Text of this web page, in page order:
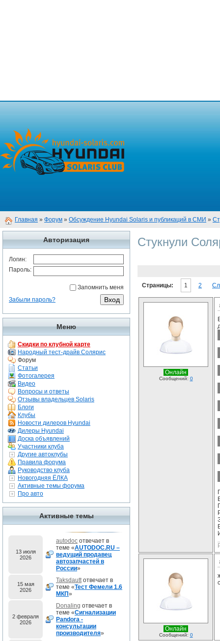
Главная » Форум » Обсуждение Hyundai Solaris и публикаций в СМИ »
Авторизация
Логин:
Пароль:
Запомнить меня
Забыли пароль?
Меню
Скидки по клубной карте
Народный тест-драйв Солярис
Форум
Статьи
Фотогалерея
Видео
Вопросы и ответы
Отзывы владельцев Solaris
Блоги
Клубы
Новости дилеров Hyundai
Дилеры Hyundai
Доска объявлений
Участники клуба
Другие автоклубы
Правила форума
Руководство клуба
Новогодняя ЁЛКА
Активные темы форума
Про авто
Активные темы
13 июля
2026
autodoc отвечает в
теме «AUTODOC.RU –
ведущий продавец
автозапчастей в
России»
15 мая
2026
Taksdauttотвечает в
теме «Тест Фемели 1.6
МКП»
2 февраля
2026
Donaling отвечает в
теме «Сигнализации
Pandora -
консультации
производителя»
Стукнули
Страницы: 1 2
Онлайн
Сообщений: 0
Онлайн
Сообщений: 0